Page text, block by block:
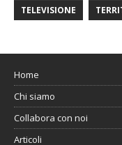
TELEVISIONE
Home
Chi siamo
Collabora con noi
Articoli